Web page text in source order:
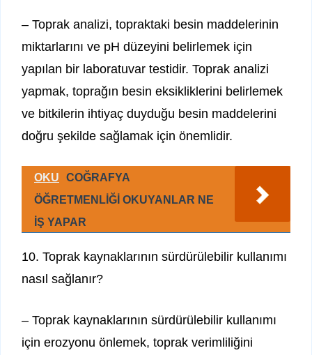
– Toprak analizi, topraktaki besin maddelerinin
miktarlarını ve pH düzeyini belirlemek için
yapılan bir laboratuvar testidir. Toprak analizi
yapmak, toprağın besin eksikliklerini belirlemek
ve bitkilerin ihtiyaç duyduğu besin maddelerini
doğru şekilde sağlamak için önemlidir.
OKU
COĞRAFYA
ÖĞRETMENLİĞİ OKUYANLAR NE
İŞ YAPAR
10. Toprak kaynaklarının sürdürülebilir kullanımı
nasıl sağlanır?
– Toprak kaynaklarının sürdürülebilir kullanımı
için erozyonu önlemek, toprak verimliliğini